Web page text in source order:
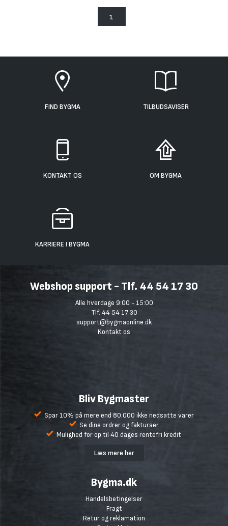
1
FIND BYGMA TILBUDSAVISER
KONTAKT OS OM BYGMA
KARRIERE I BYGMA
Webshop support - Tlf. 44 54 17 30
Alle hverdage 9:00 - 15:00
Tlf. 44 54 17 30
support@bygmaonline.dk
Kontakt os
Bliv Bygmaster
Spar 10% på mere end 80.000 ikke nedsatte varer
Se dine ordrer og fakturaer
Mulighed for op til 40 dages rentefri kredit
Læs mere her
Bygma.dk
Handelsbetingelser
Fragt
Retur og reklamation